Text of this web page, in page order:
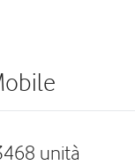
unità